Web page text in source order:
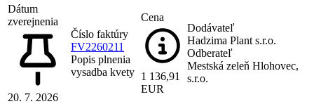
Dátum
zverejnenia
20. 7. 2026
Číslo faktúry
FV2260211
Popis plnenia
vysadba kvety
Cena
1 136,91
EUR
Dodávateľ
Hadzima Plant s.r.o.
Odberateľ
Mestská zeleň Hlohovec,
s.r.o.